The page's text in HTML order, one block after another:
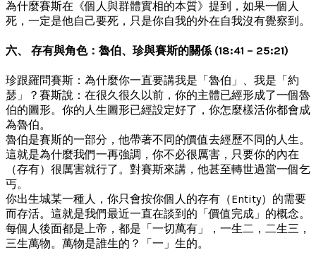
為什麼賽斯在《個人與群體實相的本質》提到，如果一個人
死，一定是他自己要死，只是你自我的外在自我沒有覺察到。
六、 存有與角色：魯伯、珍與賽斯的關係 (18:41 – 25:21)
珍跟羅問賽斯：為什麼你一直要講我是「魯伯」、我是「約
瑟」？賽斯說：在很久很久以前，你的主體已經形成了一個魯
伯的圖形。你的人生圖形已經設定好了，你怎麼樣活你都會成
為魯伯。
魯伯是賽斯的一部分，他帶著不同的價值去經歷不同的人生。
這就是為什麼我們一再強調，你不必很厲害，只要你的內在
（存有）很厲害就行了。對賽斯來講，他甚至轉世過當一個乞
丐。
你出生城某一種人，你只會按你個人的存有（Entity）的需要
而存活。這就是我們最近一直在談到的「價值完成」的概念。
每個人後面都是上帝，都是「一切萬有」，一生二，二生三，
三生萬物。萬物是誰生的？「一」生的。